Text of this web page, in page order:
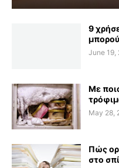
9
June 19,
Με
May 28,
Πώς
στο